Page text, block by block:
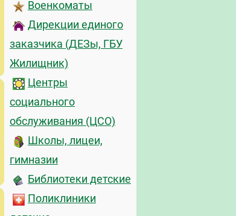
Военкоматы
Дирекции единого
заказчика (ДЕЗы, ГБУ
Жилищник)
Центры
социального
обслуживания (ЦСО)
Школы, лицеи,
гимназии
Библиотеки детские
Поликлиники